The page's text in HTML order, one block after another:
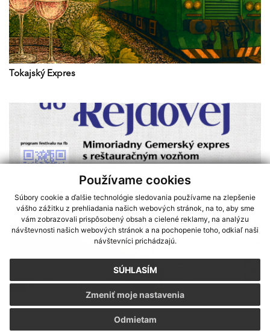
Používame cookies
Súbory cookie a ďalšie technológie sledovania používame na zlepšenie
vášho zážitku z prehliadania našich webových stránok, na to, aby sme
vám zobrazovali prispôsobený obsah a cielené reklamy, na analýzu
návštevnosti našich webových stránok a na pochopenie toho, odkiaľ naši
návštevníci prichádzajú.
SÚHLASÍM
Odmietam
Zmeniť moje nastavenia
Sme partnerom programu Košického samosprávneho kraja Terra
Incognita
Tokajský Expres
VLAKOM NA FESTIVAL DO REJDOVEJ